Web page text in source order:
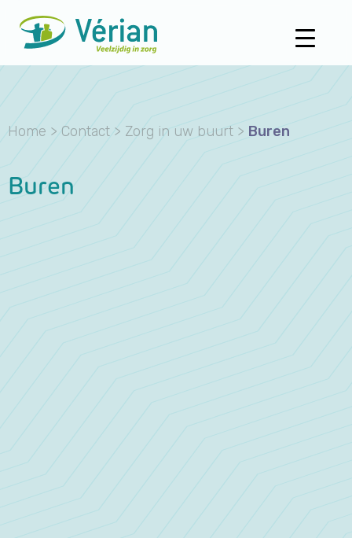
Home > Contact > Zorg in uw buurt > Buren
Buren